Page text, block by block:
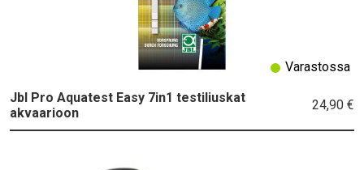
Jbl Pro Aquatest Easy 7in1 testiliuskat
akvaarioon
24,90 €
Varastossa